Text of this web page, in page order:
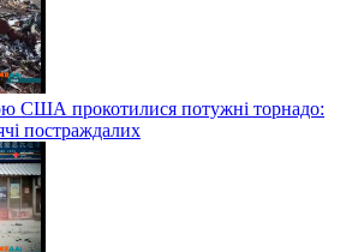
США прокотилися потужні торнадо:
постраждалих